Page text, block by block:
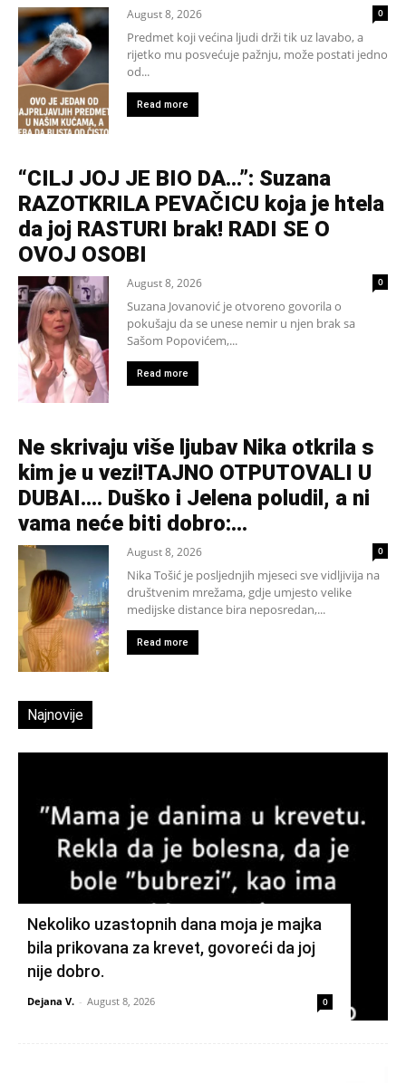
August 8, 2026 0
Predmet koji većina ljudi drži tik uz lavabo, a
rijetko mu posvećuje pažnju, može postati jedno
od...
Read more
“CILJ JOJ JE BIO DA…”: Suzana
RAZOTKRILA PEVAČICU koja je htela
da joj RASTURI brak! RADI SE O
OVOJ OSOBI
August 8, 2026 0
Suzana Jovanović je otvoreno govorila o
pokušaju da se unese nemir u njen brak sa
Sašom Popovićem,...
Read more
Ne skrivaju više ljubav Nika otkrila s
kim je u vezi!TAJNO OTPUTOVALI U
DUBAI…. Duško i Jelena poludil, a ni
vama neće biti dobro:...
August 8, 2026 0
Nika Tošić je posljednjih mjeseci sve vidljivija na
društvenim mrežama, gdje umjesto velike
medijske distance bira neposredan,...
Read more
Najnovije
Nekoliko uzastopnih dana moja je majka
bila prikovana za krevet, govoreći da joj
nije dobro.
Dejana V. - August 8, 2026 0